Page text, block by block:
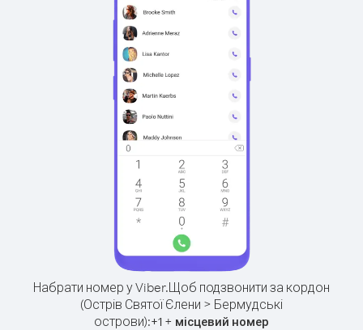
Набрати номер у Viber.Щоб подзвонити за кордон
(Острів Святої Єлени > Бермудські
острови):+1 + місцевий номер